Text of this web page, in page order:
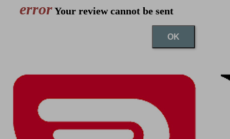
errorYour review cannot be sent
OK